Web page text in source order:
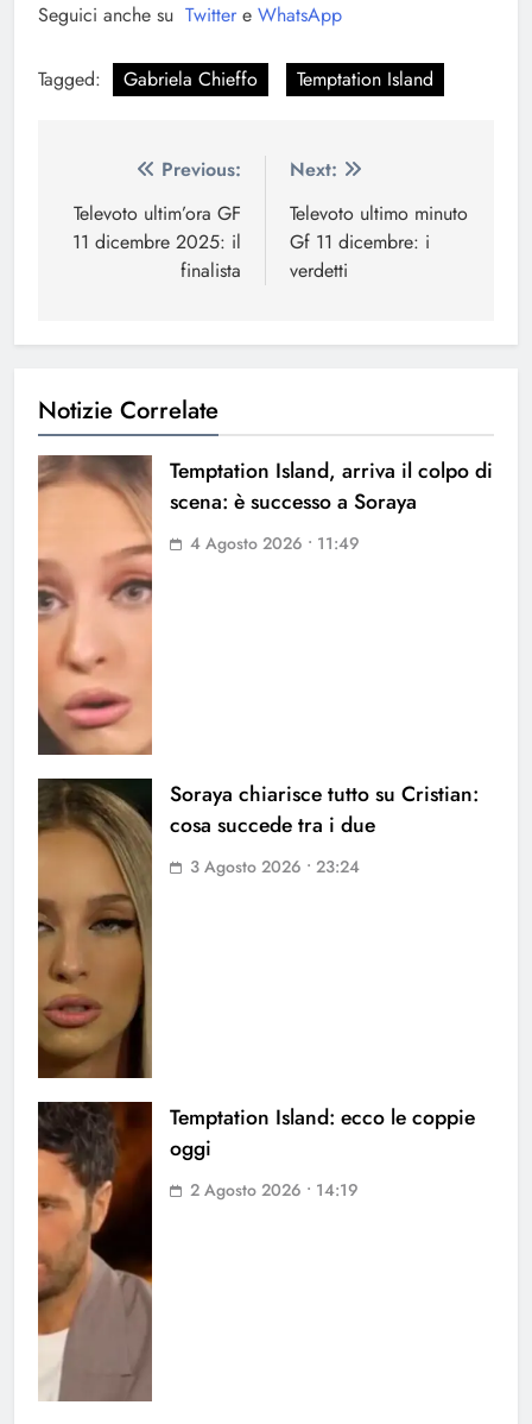
Seguici anche su Twitter e WhatsApp
Tagged: Gabriela Chieffo Temptation Island
Navigazione
articoli
Previous:
Televoto ultim’ora GF
11 dicembre 2025: il
finalista
Next:
Televoto ultimo minuto
Gf 11 dicembre: i
verdetti
Notizie Correlate
Temptation Island, arriva il colpo di
scena: è successo a Soraya
4 Agosto 2026 • 11:49
Soraya chiarisce tutto su Cristian:
cosa succede tra i due
3 Agosto 2026 • 23:24
Temptation Island: ecco le coppie
oggi
2 Agosto 2026 • 14:19